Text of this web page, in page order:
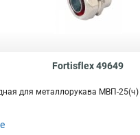
Fortisflex 49649
для металлорукава МВП-25(ч)